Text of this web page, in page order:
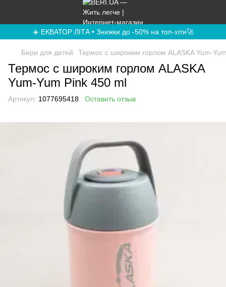
☀️ ЕКВАТОР ЛІТА • Знижки до -50% на топ-хіти🚀
Бери для детей Термос с широким горлом ALASKA Yum-
Термос с широким горлом ALASKA
Yum-Yum Pink 450 ml
Артикул: 1077695418 Оставить отзыв